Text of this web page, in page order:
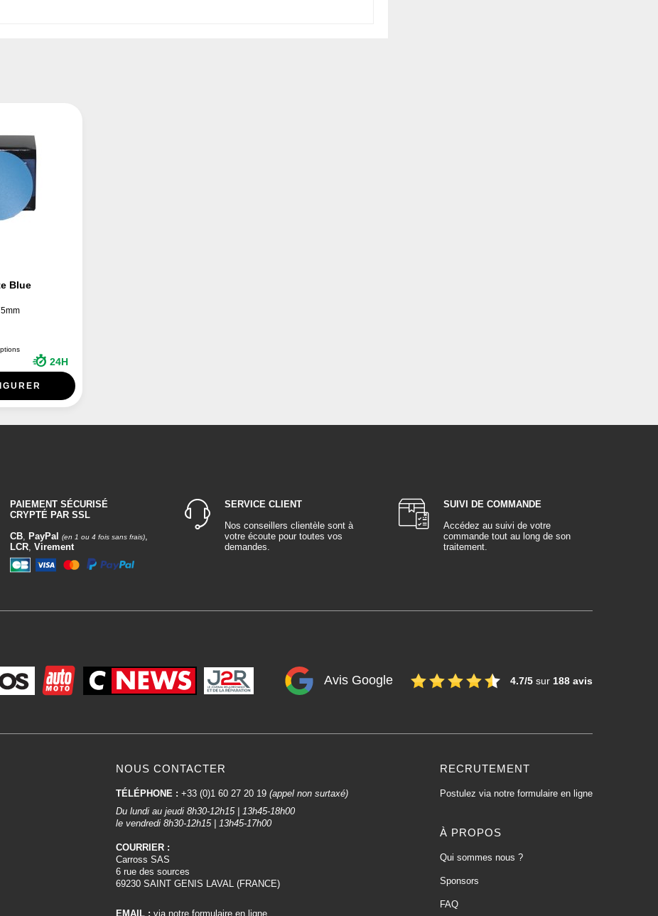
Blue
24H
PAIEMENT SÉCURISÉ
CRYPTÉ PAR SSL
CB, PayPal (en 1 ou 4 fois sans frais),
LCR,Virement
SERVICE CLIENT
Nos conseillers clientèle sont à
votre écoute pour toutes vos
demandes.
SUIVI DE COMMANDE
Accédez au suivi de votre
commande tout au long de son
traitement.
Avis Google 4.7/5 sur 188 avis
NOUS CONTACTER
TÉLÉPHONE : +33 (0)1 60 27 20 19 (appel non surtaxé)
Du lundi au jeudi 8h30-12h15 | 13h45-18h00
le vendredi 8h30-12h15 | 13h45-17h00
COURRIER :
Carross SAS
6 rue des sources
69230 SAINT GENIS LAVAL (FRANCE)
EMAIL : via notre formulaire en ligne
RECRUTEMENT
Postulez via notre formulaire en ligne
À PROPOS
Qui sommes nous ?
Sponsors
FAQ